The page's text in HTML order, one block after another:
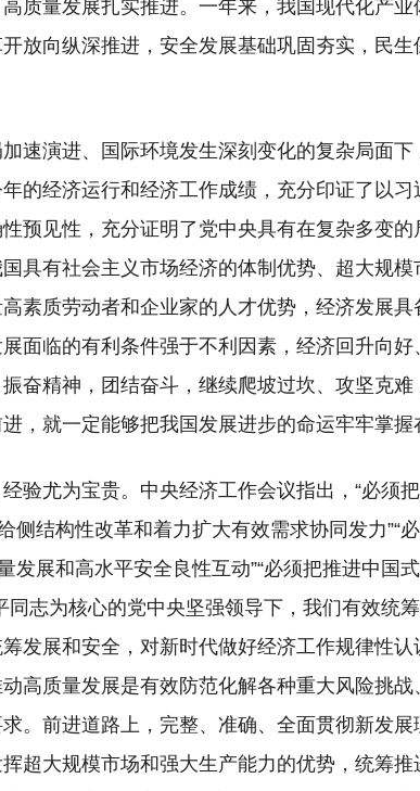
质量发展扎实推进。一年来，我国现代化产
放向纵深推进，安全发展基础巩固夯实，民
速演进、国际环境发生深刻变化的复杂局面
的经济运行和经济工作成绩，充分印证了以
预见性，充分证明了党中央具有在复杂多变
具有社会主义市场经济的体制优势、超大规
素质劳动者和企业家的人才优势，经济发展具
面临的有利条件强于不利因素，经济回升向好
奋精神，团结奋斗，继续爬坡过坎、攻坚克
，就一定能够把我国发展进步的命运牢牢掌握
验尤为宝贵。中央经济工作会议指出，“必须
侧结构性改革和着力扩大有效需求协同发力”“
发展和高水平安全良性互动”“必须把推进中国
同志为核心的党中央坚强领导下，我们有效统
发展和安全，对新时代做好经济工作规律性
高质量发展是有效防范化解各种重大风险挑
。前进道路上，完整、准确、全面贯彻新发
超大规模市场和强大生产能力的优势，统筹